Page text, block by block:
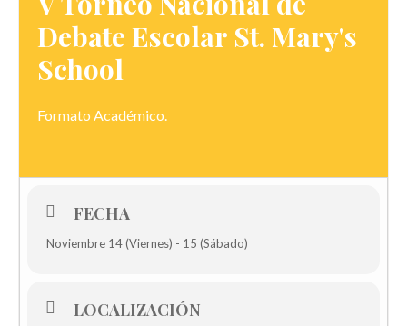
Debate Escolar St. Mary's
School
Formato Académico.
FECHA
Noviembre 14 (Viernes) - 15 (Sábado)
LOCALIZACIÓN